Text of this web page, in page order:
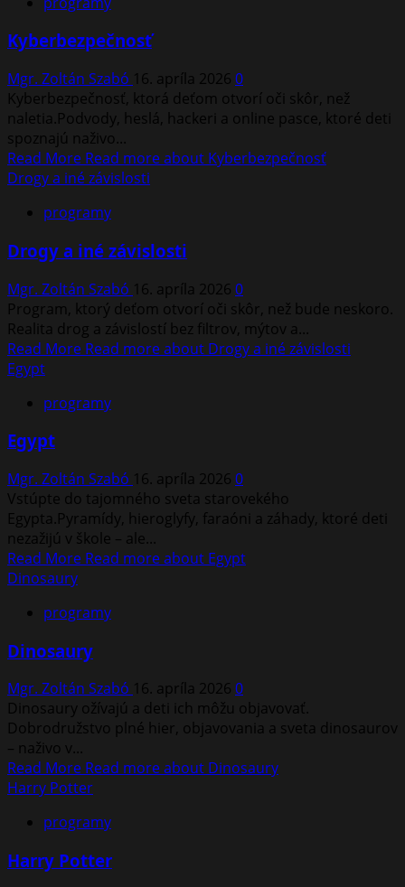
Kyberbezpečnosť
Mgr. Zoltán Szabó 16. apríla 2026 0
Kyberbezpečnosť, ktorá deťom otvorí oči skôr, než
naletia.Podvody, heslá, hackeri a online pasce, ktoré deti
spoznajú naživo...
Read More Read more about Kyberbezpečnosť
Drogy a iné závislosti
programy
Drogy a iné závislosti
Mgr. Zoltán Szabó 16. apríla 2026 0
Program, ktorý deťom otvorí oči skôr, než bude neskoro.
Realita drog a závislostí bez filtrov, mýtov a...
Read More Read more about Drogy a iné závislosti
Egypt
programy
Egypt
Mgr. Zoltán Szabó 16. apríla 2026 0
Vstúpte do tajomného sveta starovekého
Egypta.Pyramídy, hieroglyfy, faraóni a záhady, ktoré deti
nezažijú v škole – ale...
Read More Read more about Egypt
Dinosaury
programy
Dinosaury
Mgr. Zoltán Szabó 16. apríla 2026 0
Dinosaury ožívajú a deti ich môžu objavovať.
Dobrodružstvo plné hier, objavovania a sveta dinosaurov
– naživo v...
Read More Read more about Dinosaury
Harry Potter
programy
Harry Potter